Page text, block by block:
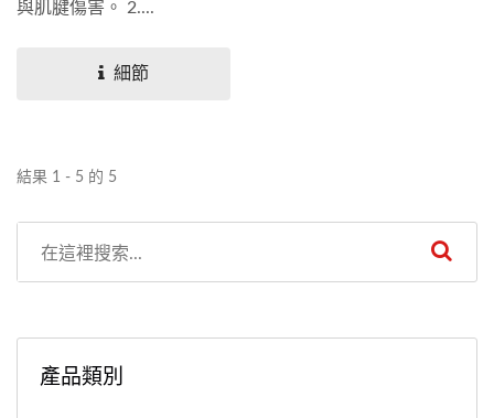
與肌腱傷害。 2....
細節
結果 1 - 5 的 5
產品類別